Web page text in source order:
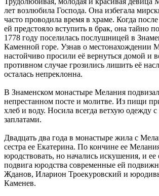
лет возлюбила Господа. Она избегала
часто проводила время в храме. Когда
ей предстояло вступить в брак, она тайно
1778 году поселилась послушницей в
Каменной горе. Узнав о местонахождении
настойчиво просили её вернуться домой и
противном случае грозились лишить её
осталась непреклонна.
В Знаменском монастыре Мелания
непрестанном посте и молитве. Из пищи
хлеб и воду. Носила всегда ветхую одежду
заплатами.
Двадцать два года в монастыре жила с
сестра ее Екатерина. По кончине ее
юродствовать, но начались искушения, и ее
подвига юродства современные ей
Жданов, Иларион Троекуровский и
Каменев.